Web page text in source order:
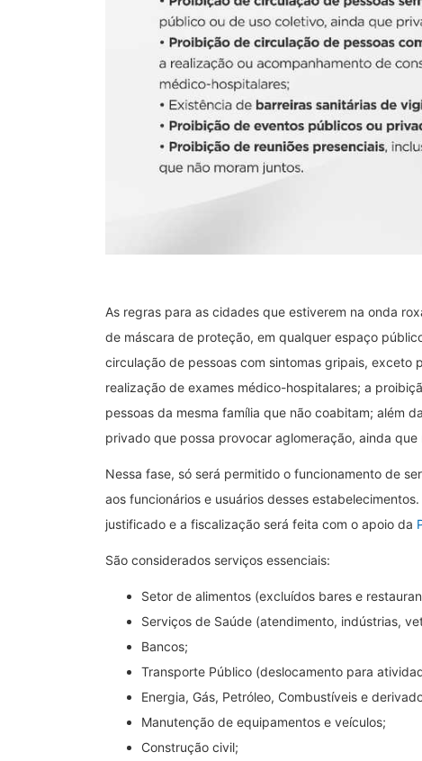
As regras para as cidades que estiverem na onda
de máscara de proteção, em qualquer espaço
circulação de pessoas com sintomas gripais, exceto
realização de exames médico-hospitalares; a
pessoas da mesma família que não coabitam; além
privado que possa provocar aglomeração, ainda
Nessa fase, só será permitido o funcionamento de
aos funcionários e usuários desses
justificado e a fiscalização será feita com o apoio da
São considerados serviços essenciais:
Setor de alimentos (excluídos bares e
Serviços de Saúde (atendimento, indústrias,
Bancos;
Transporte Público (deslocamento para
Energia, Gás, Petróleo, Combustíveis e
Manutenção de equipamentos e veículos;
Construção civil;